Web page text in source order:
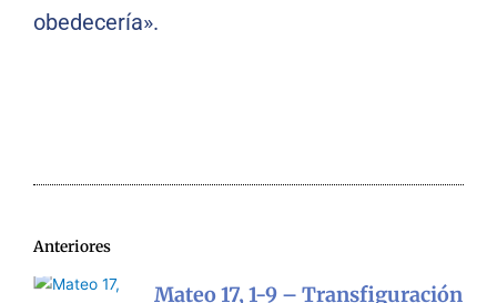
obedecería».
Anteriores
Mateo 17, 1-9 – Transfiguración